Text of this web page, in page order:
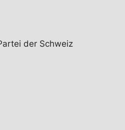
der Schweiz